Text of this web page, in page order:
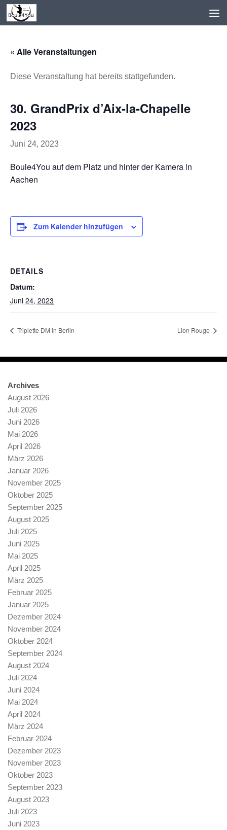
Zum Inhalt springen
« Alle Veranstaltungen
Diese Veranstaltung hat bereits stattgefunden.
30. GrandPrix d’Aix-la-Chapelle
2023
Juni 24, 2023
Boule4You auf dem Platz und hinter der Kamera in
Aachen
Zum Kalender hinzufügen
DETAILS
Datum:
Juni 24, 2023
Triplette DM in Berlin Lion Rouge
Archives
August 2026
Juli 2026
Juni 2026
Mai 2026
April 2026
März 2026
Januar 2026
November 2025
Oktober 2025
September 2025
August 2025
Juli 2025
Juni 2025
Mai 2025
April 2025
März 2025
Februar 2025
Januar 2025
Dezember 2024
November 2024
Oktober 2024
September 2024
August 2024
Juli 2024
Juni 2024
Mai 2024
April 2024
März 2024
Februar 2024
Dezember 2023
November 2023
Oktober 2023
September 2023
August 2023
Juli 2023
Juni 2023